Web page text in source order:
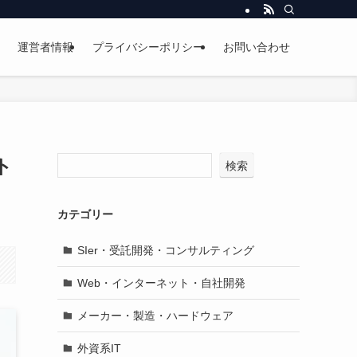
運営者情報 プライバシーポリシー お問い合わせ
検索
カテゴリー
SIer・受託開発・コンサルティング
Web・インターネット・自社開発
メーカー・製造・ハードウェア
外資系IT